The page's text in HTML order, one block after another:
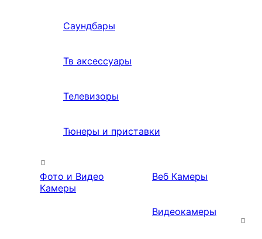
Саундбары
Тв аксессуары
Телевизоры
Тюнеры и приставки
Фото и Видео
Камеры
Веб Камеры
Видеокамеры